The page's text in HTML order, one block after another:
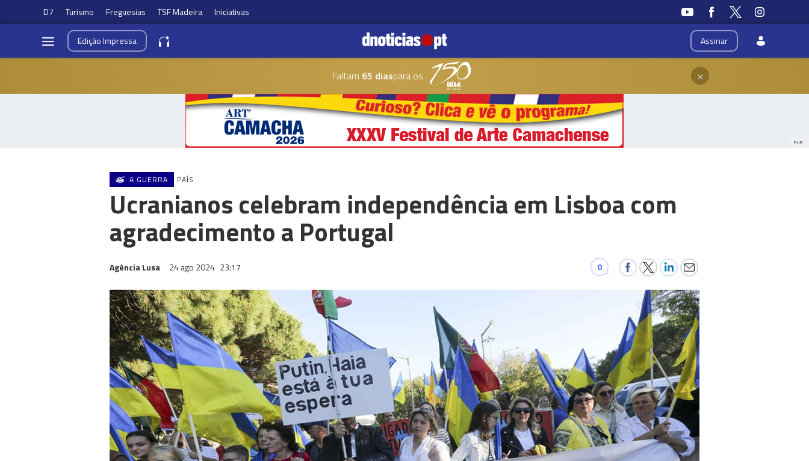
D7 Turismo Freguesias TSF Madeira Iniciativas
Assinar
EdiçãoImpressa
Faltam 65 diaspara os ×
PUB
A GUERRA PAÍS
Ucranianos celebram independência em Lisboa com
agradecimento a Portugal
Agência Lusa 24 ago 2024 23:17 0